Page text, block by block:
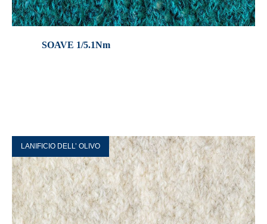
SOAVE 1/5.1Nm
LANIFICIO DELL’ OLIVO